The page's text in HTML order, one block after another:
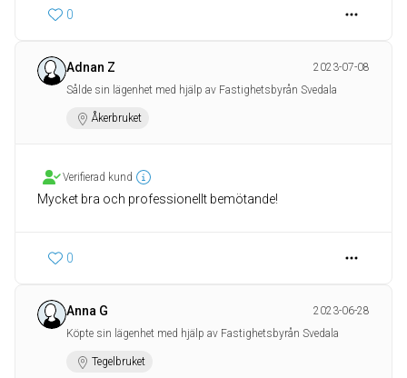
0
Adnan Z
2023-07-08
Sålde sin lägenhet med hjälp av Fastighetsbyrån Svedala
Åkerbruket
Verifierad kund
Mycket bra och professionellt bemötande!
0
Anna G
2023-06-28
Köpte sin lägenhet med hjälp av Fastighetsbyrån Svedala
Tegelbruket